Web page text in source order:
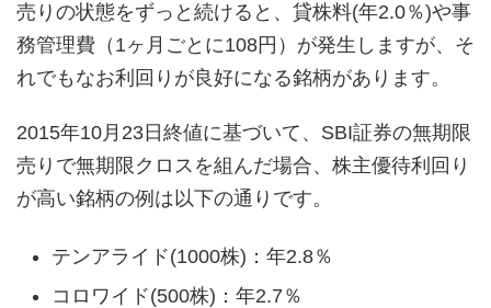
売りの状態をずっと続けると、貸株料(年2.0％)や事
務管理費（1ヶ月ごとに108円）が発生しますが、そ
れでもなお利回りが良好になる銘柄があります。
2015年10月23日終値に基づいて、SBI証券の無期限
売りで無期限クロスを組んだ場合、株主優待利回り
が高い銘柄の例は以下の通りです。
テンアライド(1000株)：年2.8％
コロワイド(500株)：年2.7％